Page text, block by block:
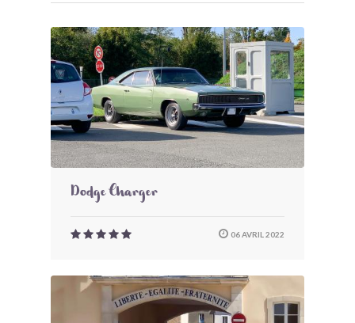
Dodge Charger
06 AVRIL 2022